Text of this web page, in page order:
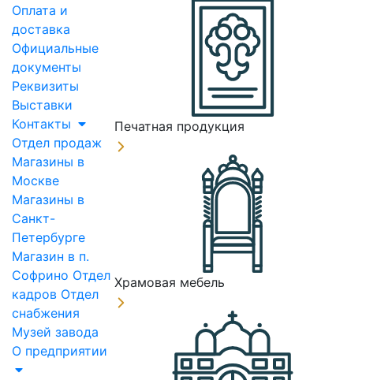
Оплата и
доставка
Официальные
документы
Реквизиты
Выставки
Контакты
Отдел продаж
Магазины в
Москве
Магазины в
Санкт-
Петербурге
Магазин в п.
Софрино Отдел
кадров Отдел
снабжения
Музей завода
О предприятии
Печатная продукция
Храмовая мебель